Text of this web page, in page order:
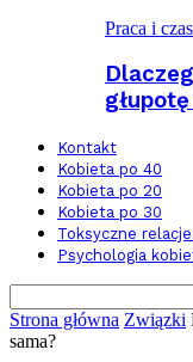
Praca i
Kontakt
Kobieta po 40
Kobieta po 20
Kobieta po 30
Toksyczne
Psychologia
Strona główna Związki
sama?